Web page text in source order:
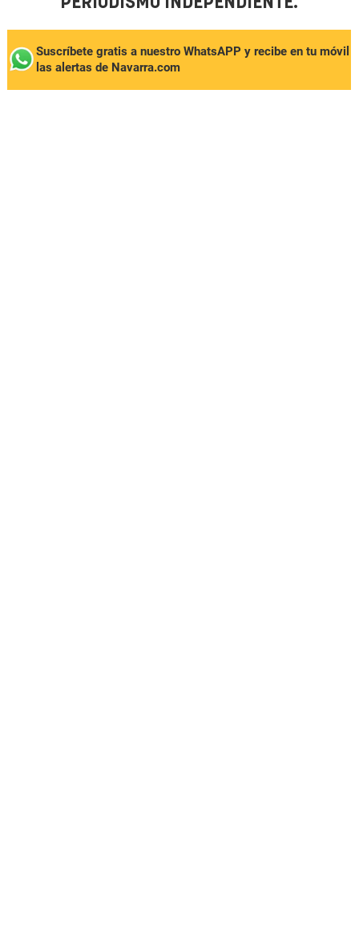
Suscríbete gratis a nuestro WhatsAPP y recibe en tu móvil
las alertas de Navarra.com